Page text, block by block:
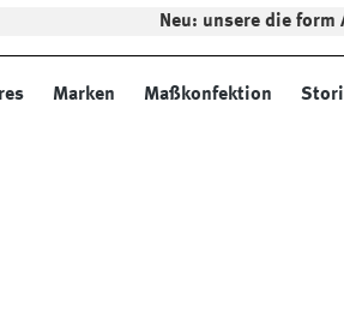
Neu: unsere die form
Marken Maßkonfektion